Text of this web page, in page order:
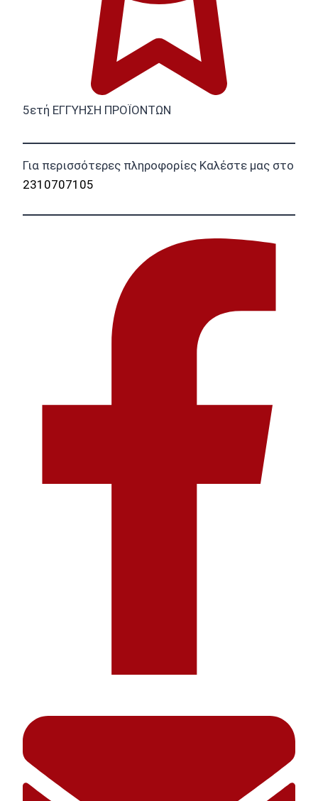
5ετή ΕΓΓΥΗΣΗ ΠΡΟΪΟΝΤΩΝ
Για περισσότερες πληροφορίες Καλέστε μας στο
2310707105